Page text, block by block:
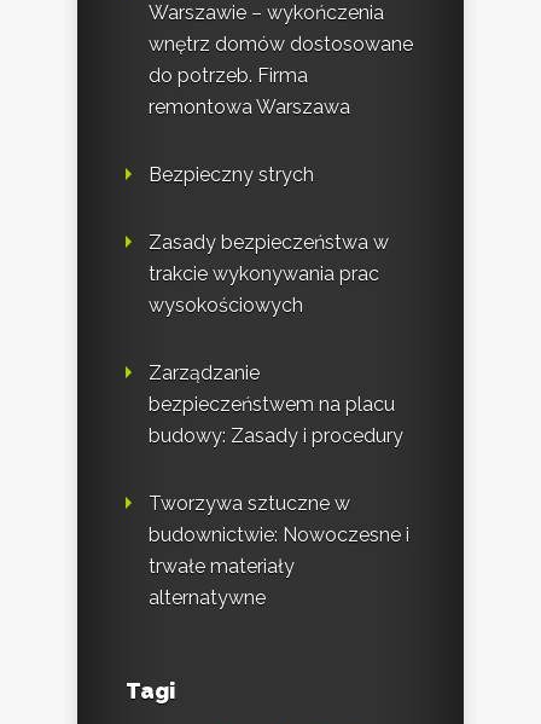
Warszawie – wykończenia
wnętrz domów dostosowane
do potrzeb. Firma
remontowa Warszawa
Bezpieczny strych
Zasady bezpieczeństwa w
trakcie wykonywania prac
wysokościowych
Zarządzanie
bezpieczeństwem na placu
budowy: Zasady i procedury
Tworzywa sztuczne w
budownictwie: Nowoczesne i
trwałe materiały
alternatywne
Tagi